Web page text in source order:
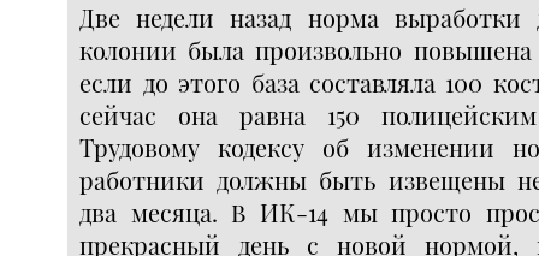
Две недели назад норма выработки
колонии была произвольно
если до этого база составляла 100
сейчас она равна 150
Трудовому кодексу об изменении
работники должны быть извещены
два месяца. В ИК-14 мы просто
прекрасный день с новой нормой,